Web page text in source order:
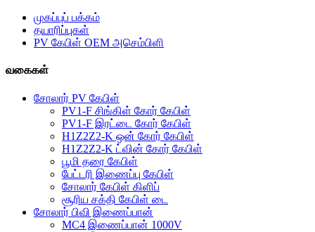
முகப்புப் பக்கம்
தயாரிப்புகள்
PV கேபிள் OEM அசெம்பிளி
வகைகள்
சோலார் PV கேபிள்
PV1-F சிங்கிள் கோர் கேபிள்
PV1-F இரட்டை கோர் கேபிள்
H1Z2Z2-K ஒன் கோர் கேபிள்
H1Z2Z2-K ட்வின் கோர் கேபிள்
பூமி தரை கேபிள்
பேட்டரி இணைப்பு கேபிள்
சோலார் கேபிள் கிளிப்
சூரிய சக்தி கேபிள் டை
சோலார் பிவி இணைப்பான்
MC4 இணைப்பான் 1000V